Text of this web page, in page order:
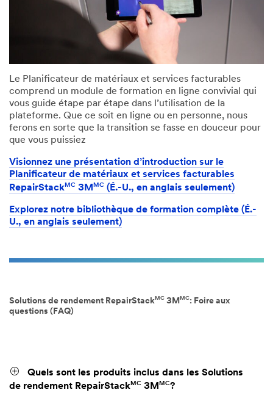
Le Planificateur de matériaux et services facturables
comprend un module de formation en ligne convivial qui
vous guide étape par étape dans l’utilisation de la
plateforme. Que ce soit en ligne ou en personne, nous
ferons en sorte que la transition se fasse en douceur pour
que vous puissiez
Visionnez une présentation d’introduction sur le
Planificateur de matériaux et services facturables
RepairStackMC 3M MC (É.-U., en anglais seulement)
Explorez notre bibliothèque de formation complète (É.-
U., en anglais seulement)
Solutions de rendement RepairStack MC 3M MC: Foire aux
questions (FAQ)
Quels sont les produits inclus dans les Solutions
de rendement RepairStackMC 3M MC?